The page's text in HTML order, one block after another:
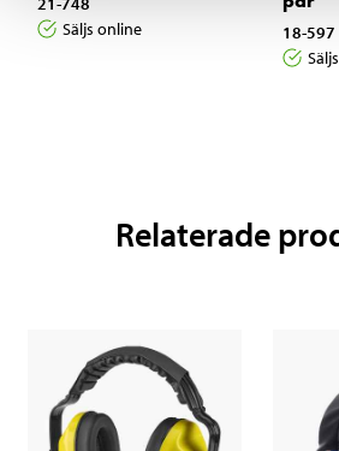
Säljs online
18-597
Relaterade